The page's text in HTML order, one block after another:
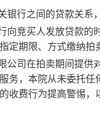
银行之间的贷款关系
向竞买人发放贷款
定期限、方式缴纳
公司在拍卖期间提
务，本院从未委托
收费行为提高警惕，